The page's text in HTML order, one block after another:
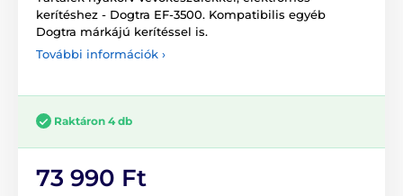
kerítéshez - Dogtra EF-3500. Kompatibilis egyéb
Dogtra márkájú kerítéssel is.
További információk ›
Raktáron 4 db
73 990 Ft